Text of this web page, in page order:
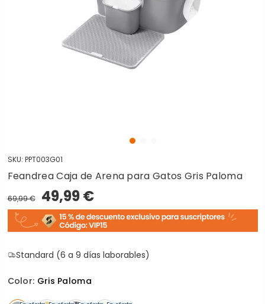
SKU: PPT003G01
Feandrea Caja de Arena para Gatos Gris Paloma
69,99 € 49,99 €
Standard (6 a 9 días laborables)
Color: Gris Paloma